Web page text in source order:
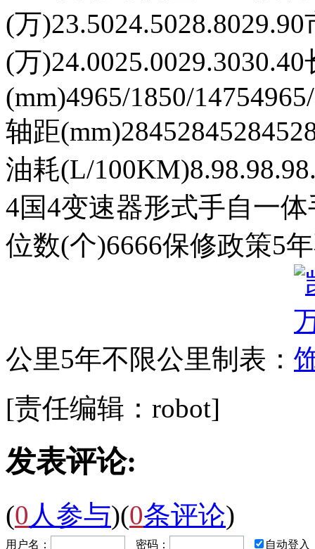
(万
(万
(mm)4965/1850/
轴距
油耗(L/
4国4变速器形式手自一
位数(个)6666保修政策5
公里5年不限公里制表：
[责任编辑：robot]
发表评论:
(0 人参与)(0条评论)
用户名： 密码： 自动登入